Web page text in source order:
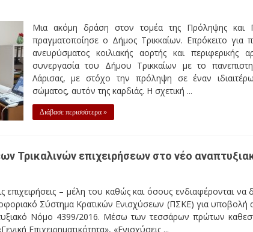
Μια ακόμη δράση στον τομέα της Πρόληψης και
πραγματοποίησε ο Δήμος Τρικκαίων. Επρόκειτο για
ανευρύσματος κοιλιακής αορτής και περιφερικής
συνεργασία του Δήμου Τρικκαίων με το
Λάρισας, με στόχο την πρόληψη σε έναν
σώματος, αυτόν της καρδιάς. Η σχετική ...
Διάβασε περισσότερα »
Τρικαλινών επιχειρήσεων στο νέο
επιχειρήσεις – μέλη του καθώς και όσους ενδιαφέρονται να
Σύστημα Κρατικών Ενισχύσεων (ΠΣΚΕ) για
Νόμο 4399/2016. Μέσω των τεσσάρων πρώτων
Επιχειρηματικότητα», «Ενισχύσεις ...